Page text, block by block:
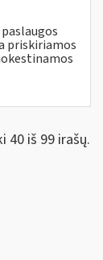
priskiriamos
40 iš 99 irašų.